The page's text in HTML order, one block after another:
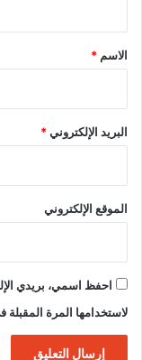
*
الاسم *
البريد الإلكتروني*
الموقع الإلكتروني
احفظ اسمي، بريدي
لاستخدامها المرة المقبلة